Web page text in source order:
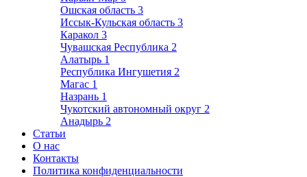
Ошская область 3
Иссык-Кульская область 3
Каракол 3
Чувашская Республика 2
Алатырь 1
Республика Ингушетия 2
Магас 1
Назрань 1
Чукотский автономный округ 2
Анадырь 2
Статьи
О нас
Контакты
Политика конфиденциальности